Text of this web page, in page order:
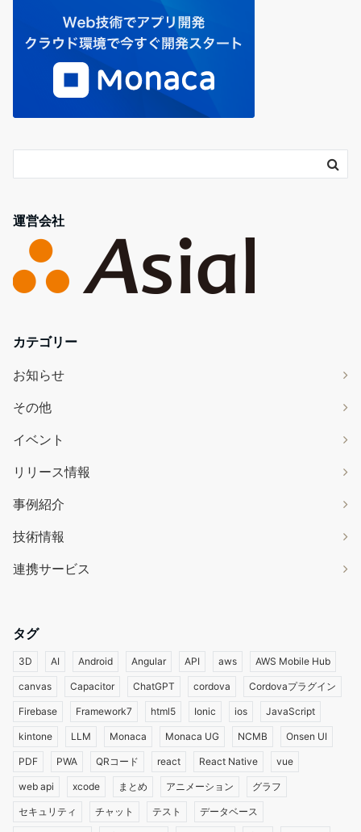
運営会社
カテゴリー
お知らせ
その他
イベント
リリース情報
事例紹介
技術情報
連携サービス
タグ
3D AI Android Angular API aws AWS Mobile Hub
canvas Capacitor ChatGPT cordova Cordovaプラグイン
Firebase Framework7 html5 Ionic ios JavaScript
kintone LLM Monaca Monaca UG NCMB Onsen UI
PDF PWA QRコード react React Native vue
web api xcode まとめ アニメーション グラフ
セキュリティ チャット テスト データベース